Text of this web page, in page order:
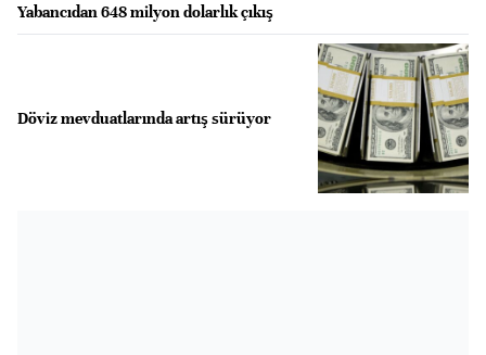
Yabancıdan 648 milyon dolarlık çıkış
Döviz mevduatlarında artış sürüyor